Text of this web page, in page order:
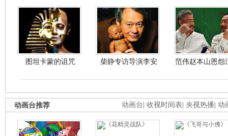
图坦卡蒙的诅咒 柴静专访导演李安 范伟赵本山恩怨
动画台 收视时间表 央视热播 动
动画台推荐